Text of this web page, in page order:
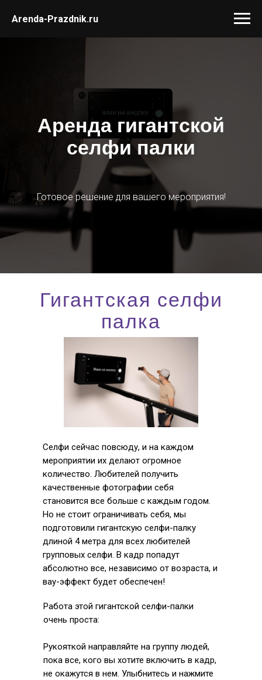
Arenda-Prazdnik.ru
Аренда гигантской
селфи палки
Готовое решение для вашего мероприятия!
Гигантская селфи
палка
Селфи сейчас повсюду, и на каждом
мероприятии их делают огромное
количество. Любителей получить
качественные фотографии себя
становится все больше с каждым годом.
Но не стоит ограничивать себя, мы
подготовили гигантскую селфи-палку
длиной 4 метра для всех любителей
групповых селфи. В кадр попадут
абсолютно все, независимо от возраста, и
вау-эффект будет обеспечен!
Работа этой гигантской селфи-палки
очень проста:
Рукояткой направляйте на группу людей,
пока все, кого вы хотите включить в кадр,
не окажутся в нем. Улыбнитесь и нажмите